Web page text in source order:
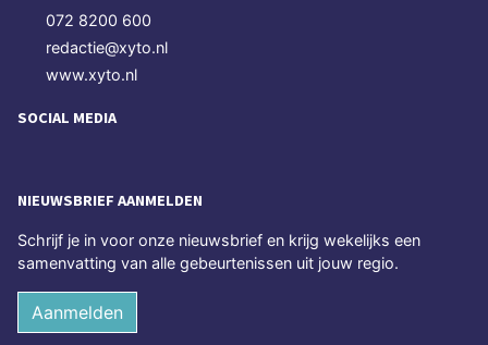
072 8200 600
redactie@xyto.nl
www.xyto.nl
SOCIAL MEDIA
NIEUWSBRIEF AANMELDEN
Schrijf je in voor onze nieuwsbrief en krijg wekelijks een
samenvatting van alle gebeurtenissen uit jouw regio.
Aanmelden